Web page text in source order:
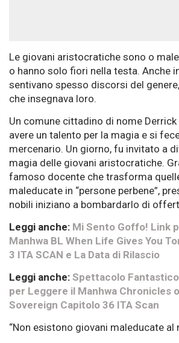
Le giovani aristocratiche sono o
o hanno solo fiori nella testa. Anche
sentivano spesso discorsi del
che insegnava loro.
Un comune cittadino di nome
avere un talento per la magia e si
mercenario. Un giorno, fu invitato a
magia delle giovani aristocratiche.
famoso docente che trasforma
maleducate in “persone perbene”,
nobili iniziano a bombardarlo di
Leggi anche: Mi Sento Goffo! Link
Manhwa BL When Life Gives You
3 ITA SCAN e La Data di Rilascio
Leggi anche: Spettacolo
per Leggere il Manhwa Chronicles
Sovereign Capitolo 36 ITA Scan
“Non esistono giovani maleducate al